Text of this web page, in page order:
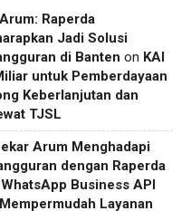
Raperda
Jadi Solusi
di Banten on KAI
untuk Pemberdayaan
Keberlanjutan dan
TJSL
Arum Menghadapi
dengan Raperda
WhatsApp Business API
Layanan